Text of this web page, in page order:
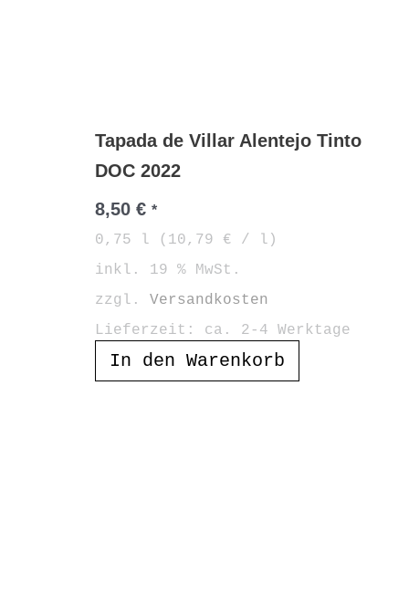
Tapada de Villar Alentejo Tinto
DOC 2022
8,50 € *
0,75 l ( 10,79 € / l )
inkl. 19 % MwSt.
zzgl. Versandkosten
Lieferzeit: ca. 2-4 Werktage
In den Warenkorb